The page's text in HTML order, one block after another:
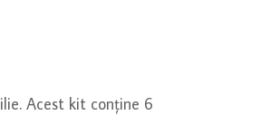
Acest kit conține 6